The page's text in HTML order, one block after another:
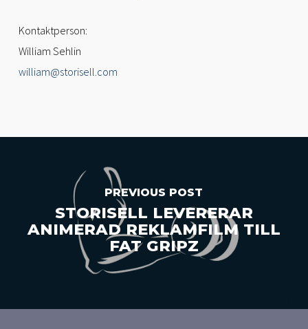
Kontaktperson:
William Sehlin
william@storisell.com
PREVIOUS POST
STORISELL LEVERERAR
ANIMERAD REKLAMFILM TILL
FAT GRIPZ